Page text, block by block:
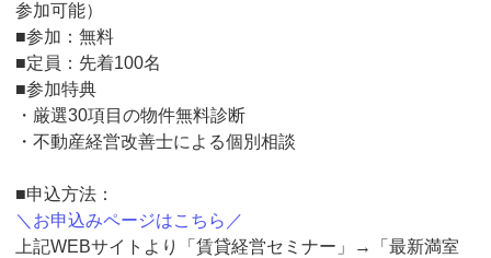
参加可能）
■参加：無料
■定員：先着100名
■参加特典
・厳選30項目の物件無料診断
・不動産経営改善士による個別相談
■申込方法：
＼お申込みページはこちら／
上記WEBサイトより「賃貸経営セミナー」→「最新満室